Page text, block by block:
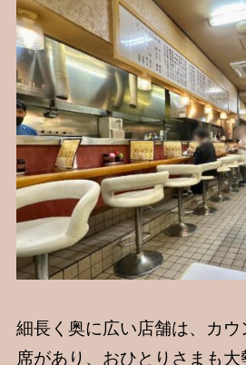
細長く奥に広い店舗は、カ
席があり、おひとりさまも